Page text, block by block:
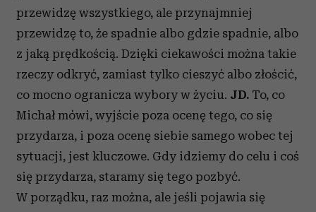
przewidzę wszystkiego, ale przynajmniej
przewidzę to, że spadnie albo gdzie spadnie, albo
z jaką prędkością. Dzięki ciekawości można takie
rzeczy odkryć, zamiast tylko cieszyć albo złościć,
co mocno ogranicza wybory w życiu. JD. To, co
Michał mówi, wyjście poza ocenę tego, co się
przydarza, i poza ocenę siebie samego wobec tej
sytuacji, jest kluczowe. Gdy idziemy do celu i coś
się przydarza, staramy się tego pozbyć.
W porządku, raz można, ale jeśli pojawia się